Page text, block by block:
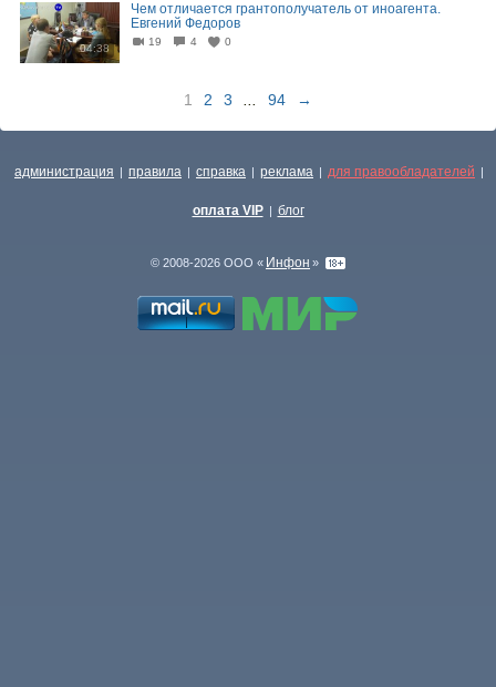
04:38
Чем отличается грантополучатель от иноагента.
Евгений Федоров
19 4 0
1 2 3 94 →
администрация | правила | справка | реклама | для правообладателей |
оплата VIP | блог
© 2008-2026 ООО « Инфон »